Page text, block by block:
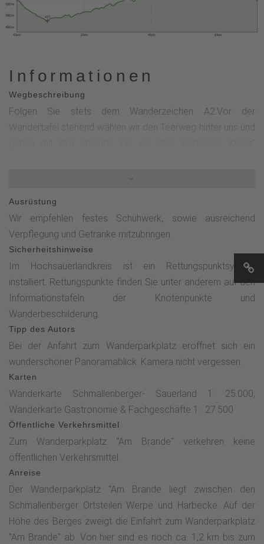
0 km 2 km 4 km 6 km
450 m
500 m
550 m
477
Informationen
Wegbeschreibung
Folgen Sie stets dem Wanderzeichen A2.Vor der
Wandertafel stehend wählen wir den Teerweg hinter uns und
Dort wandern wir rechts und biegen an der nächsten
Möglichkeit „Wildacker“ rechts ab.An einem größeren Platz
mit Schutzhütte „Jägerbänke“ gehen wir mit dem 2ten Weg
rechts und wenden uns mit der nächsten Abzweigung links
bergan. Wir bleiben auf diesem Wanderweg bis wir unseren
Ausgangspunkt, den Wanderparkplatz „Am Brande“
erreichen.Wer die Wanderung um ca. 2,5 km verlängern
möchte parkt bereits an der Einfahrt zum Wanderparkplatz.
Ausrüstung
Wir empfehlen festes Schuhwerk, sowie ausreichend
Verpflegung und Getränke mitzubringen.
Sicherheitshinweise
Im Hochsauerlandkreis ist ein Rettungspunktsystem
installiert. Rettungspunkte finden Sie unter anderem auf den
Informationstafeln der Knotenpunkte und
Wanderbeschilderung.
Tipp des Autors
Bei der Anfahrt zum Wanderparkplatz eröffnet sich ein
wunderschöner Panoramablick. Kamera nicht vergessen.
Karten
Wanderkarte Schmallenberger- Sauerland 1: 25.000;
Wanderkarte Gastronomie & Fachgeschäfte 1 : 27.500
Öffentliche Verkehrsmittel
Zum Wanderparkplatz "Am Brande" verkehren keine
öffentlichen Verkehrsmittel.
Anreise
Der Wanderparkplatz "Am Brande liegt zwischen den
Schmallenberger Ortsteilen Werpe und Harbecke. Auf der
Höhe des Berges zweigt die Einfahrt zum Wanderparkplatz
"Am Brande" ab. Von hier sind es noch ca. 1,2 km bis zum